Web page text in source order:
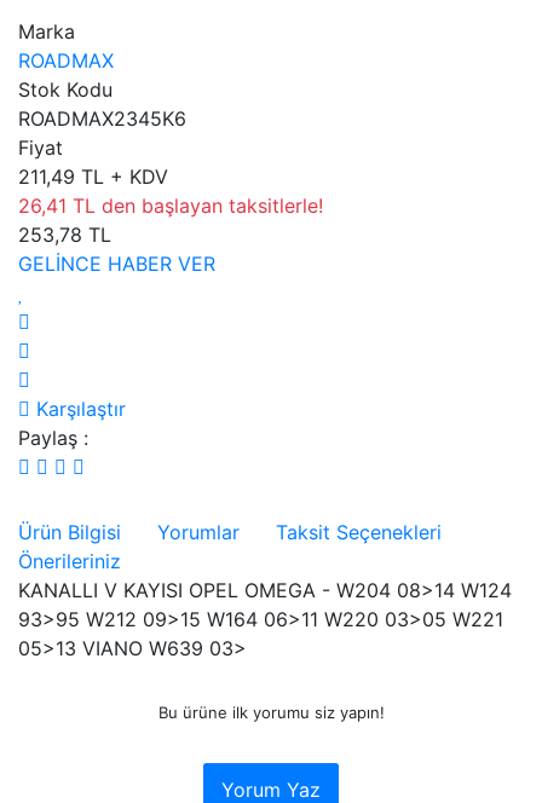
Marka
ROADMAX
Stok Kodu
ROADMAX2345K6
Fiyat
211,49 TL + KDV
26,41 TL den başlayan taksitlerle!
253,78 TL
GELİNCE HABER VER
Karşılaştır
Paylaş :
Ürün Bilgisi Yorumlar
Taksit Seçenekleri
Önerileriniz
KANALLI V KAYISI OPEL OMEGA - W204 08>14 W124
93>95 W212 09>15 W164 06>11 W220 03>05 W221
05>13 VIANO W639 03>
Bu ürüne ilk yorumu siz yapın!
Yorum Yaz